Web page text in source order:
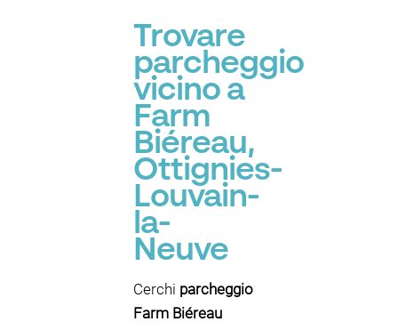
Trovare
parcheggio
vicino a
Farm
Biéreau,
Ottignies-
Louvain-
la-
Neuve
Cerchi parcheggio
Farm Biéreau